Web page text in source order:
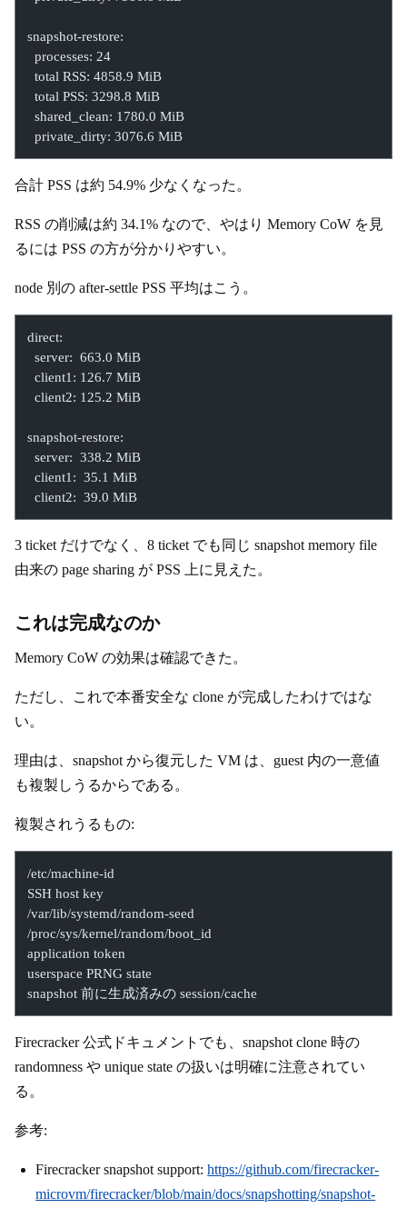
snapshot-restore:
  processes: 24
  total RSS: 4858.9 MiB
  total PSS: 3298.8 MiB
  shared_clean: 1780.0 MiB
  private_dirty: 3076.6 MiB
合計 PSS は約 54.9% 少なくなった。
RSS の削減は約 34.1% なので、やはり Memory CoW を見
るには PSS の方が分かりやすい。
node 別の after-settle PSS 平均はこう。
direct:
  server:  663.0 MiB
  client1: 126.7 MiB
  client2: 125.2 MiB
snapshot-restore:
  server:  338.2 MiB
  client1:  35.1 MiB
  client2:  39.0 MiB
3 ticket だけでなく、8 ticket でも同じ snapshot memory file
由来の page sharing が PSS 上に見えた。
これは完成なのか
Memory CoW の効果は確認できた。
ただし、これで本番安全な clone が完成したわけではな
い。
理由は、snapshot から復元した VM は、guest 内の一意値
も複製しうるからである。
複製されうるもの:
/etc/machine-id
SSH host key
/var/lib/systemd/random-seed
/proc/sys/kernel/random/boot_id
application token
userspace PRNG state
snapshot 前に生成済みの session/cache
Firecracker 公式ドキュメントでも、snapshot clone 時の
randomness や unique state の扱いは明確に注意されてい
る。
参考:
Firecracker snapshot support:https://github.com/firecracker-
microvm/firecracker/blob/main/docs/snapshotting/snapshot-